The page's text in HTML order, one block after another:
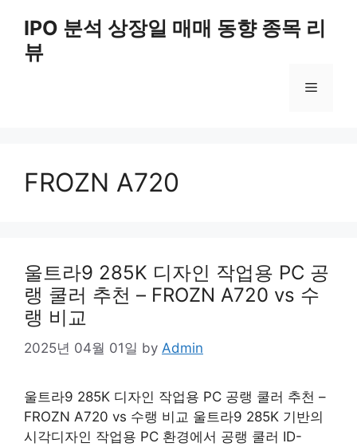
content
IPO 분석 상장일 매매 동향 종목 리
뷰
Menu
FROZN A720
울트라9 285K 디자인 작업용 PC 공
랭 쿨러 추천 – FROZN A720 vs 수
랭 비교
2025년 04월 01일 by Admin
울트라9 285K 디자인 작업용 PC 공랭 쿨러 추천 –
FROZN A720 vs 수랭 비교 울트라9 285K 기반의
시각디자인 작업용 PC 환경에서 공랭 쿨러 ID-